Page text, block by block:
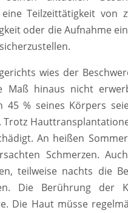
Teilzeittätigkeit von
oder die Aufnahme
wies der
Maß hinaus nicht
% seines Körpers
An heißen
Schmerzen.
teilweise nachts die
Die Berührung der
Die Haut müsse